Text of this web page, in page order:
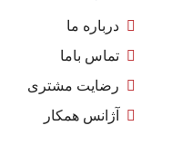
درباره ما
تماس باما
رضایت مشتری
آژانس همکار